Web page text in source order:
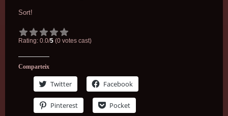
Sort!
Rating: 0.0/5 (0 votes cast)
Comparteix
Twitter Facebook
Pinterest Pocket